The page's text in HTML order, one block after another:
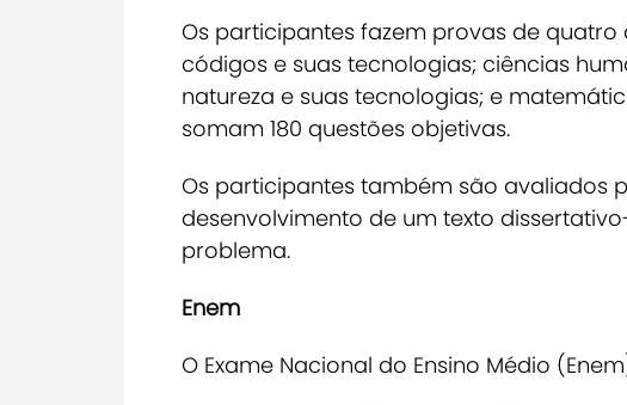
Os participantes fazem provas de
códigos e suas tecnologias; ciências
natureza e suas tecnologias; e
somam 180 questões objetivas.
Os participantes também são avaliados
desenvolvimento de um texto
problema.
Enem
O Exame Nacional do Ensino Médio